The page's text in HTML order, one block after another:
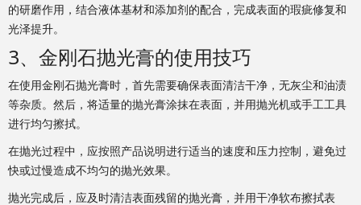
的研磨作用，结合液体基材和添加剂的配合，完成表面的瑕疵修复和
光泽提升。
3、金刚石抛光膏的使用技巧
在使用金刚石抛光膏时，首先需要确保表面清洁干净，无灰尘和油渍
等杂质。然后，将适量的抛光膏涂抹在表面，并用抛光机或手工工具
进行均匀擦拭。
在抛光过程中，应按照产品说明进行适当的速度和压力控制，避免过
快或过慢造成不均匀的抛光效果。
抛光完成后，应及时清洁表面残留的抛光膏，并用干净软布擦拭表